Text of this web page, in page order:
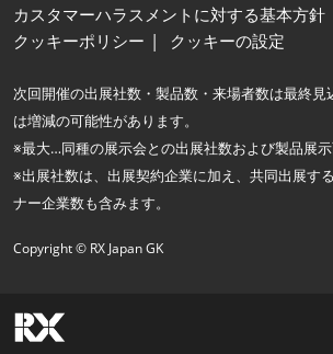
カスタマーハラスメントに対する基本方針
クッキーポリシー
クッキーの設定
次回開催の出展社数・製品数・来場者数は最終見
は増減の可能性があります。
※最大…同種の展示会との出展社数および製品展示
※出展社数は、出展契約企業に加え、共同出展す
ナー企業数も含みます。
Copyright © RX Japan GK